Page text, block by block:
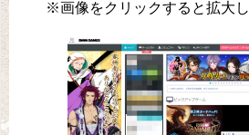
※画像をクリックすると拡大し